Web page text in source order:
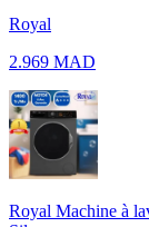
Royal
2.969 MAD
Royal Machine à